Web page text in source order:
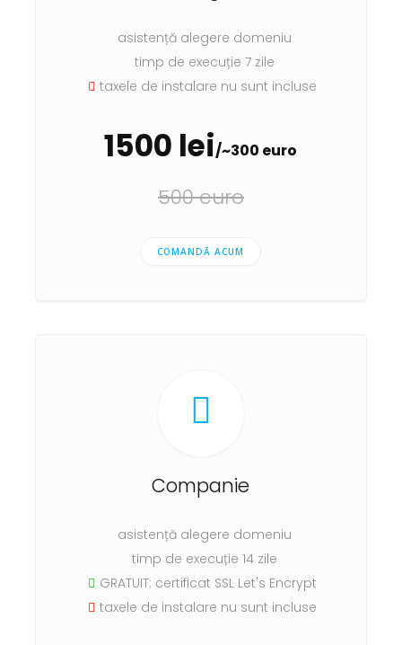
asistență alegere domeniu
timp de execuție 7 zile
taxele de instalare nu sunt incluse
1500 lei/~300 euro
500 euro
COMANDĂ ACUM
Companie
asistență alegere domeniu
timp de execuție 14 zile
GRATUIT: certificat SSL Let's Encrypt
taxele de instalare nu sunt incluse